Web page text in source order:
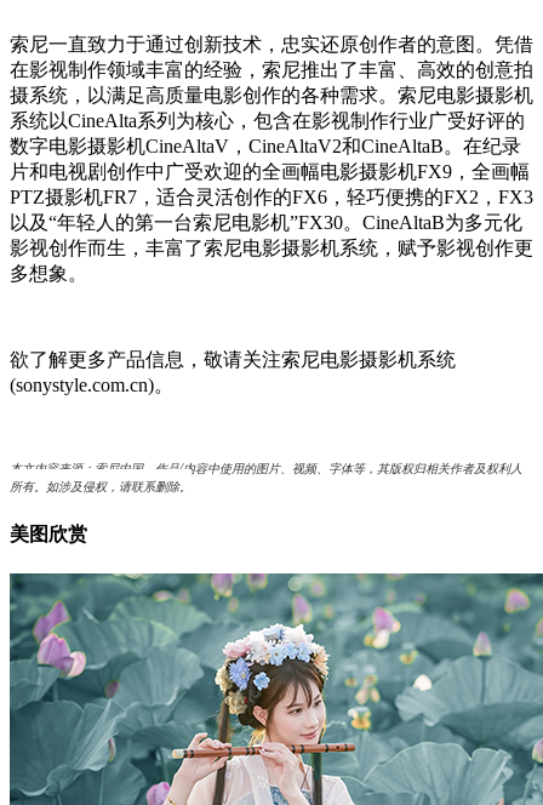
索尼一直致力于通过创新技术，忠实还原创作者的意图。凭借
在影视制作领域丰富的经验，索尼推出了丰富、高效的创意拍
摄系统，以满足高质量电影创作的各种需求。索尼电影摄影机
系统以CineAlta系列为核心，包含在影视制作行业广受好评的
数字电影摄影机CineAltaV，CineAltaV2和CineAltaB。在纪录
片和电视剧创作中广受欢迎的全画幅电影摄影机FX9，全画幅
PTZ摄影机FR7，适合灵活创作的FX6，轻巧便携的FX2，FX3
以及“年轻人的第一台索尼电影机”FX30。CineAltaB为多元化
影视创作而生，丰富了索尼电影摄影机系统，赋予影视创作更
多想象。
欲了解更多产品信息，敬请关注索尼电影摄影机系统
(sonystyle.com.cn)。
本文内容来源：索尼中国，作品/内容中使用的图片、视频、字体等，其版权归相关作者及权利人
所有。如涉及侵权，请联系删除。
美图欣赏